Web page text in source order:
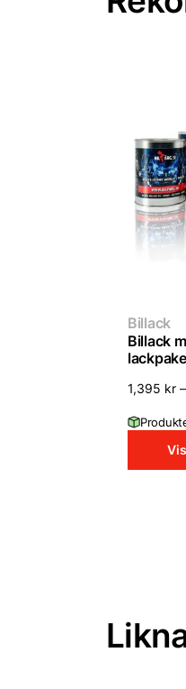
Billack
Billack
1,395 kr –